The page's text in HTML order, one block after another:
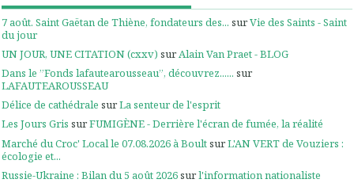
7 août. Saint Gaëtan de Thiène, fondateurs des... surVie des Saints - Saint
du jour
UN JOUR, UNE CITATION (cxxv) surAlain Van Praet - BLOG
Dans le ”Fonds lafautearousseau”, découvrez...... sur
LAFAUTEAROUSSEAU
Délice de cathédrale surLa senteur de l'esprit
Les Jours Gris surFUMIGÈNE - Derrière l'écran de fumée, la réalité
Marché du Croc' Local le 07.08.2026 à BoultsurL'AN VERT de Vouziers :
écologie et...
Russie-Ukraine : Bilan du 5 août 2026surl'information nationaliste